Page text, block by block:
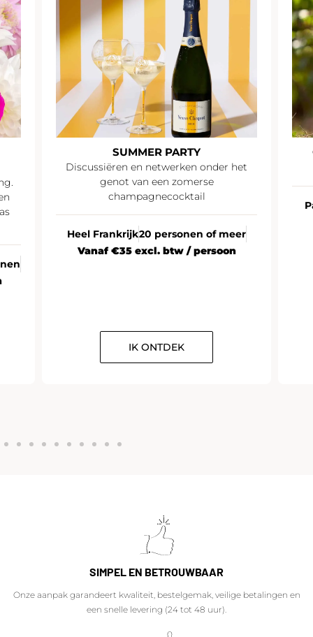
SUMMER PARTY
Discussiëren en netwerken onder het
genot van een zomerse
champagnecocktail
Heel Frankrijk20 personen of meer
Vanaf €35 excl. btw / persoon
IK ONTDEK
SIMPEL EN BETROUWBAAR
Onze aanpak garandeert kwaliteit, bestelgemak, veilige betalingen en
een snelle levering (24 tot 48 uur).